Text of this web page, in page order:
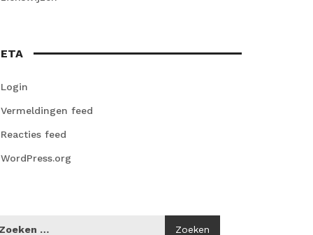
Login
Vermeldingen feed
Reacties feed
WordPress.org